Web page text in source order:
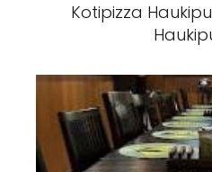
Kotipizza